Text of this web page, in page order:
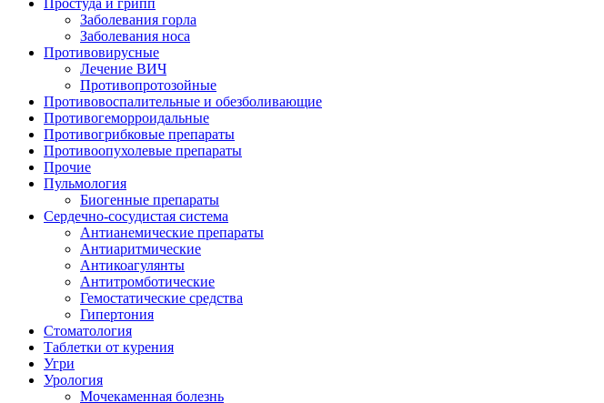
Простуда и грипп
Заболевания горла
Заболевания носа
Противовирусные
Лечение ВИЧ
Противопротозойные
Противовоспалительные и обезболивающие
Противогеморроидальные
Противогрибковые препараты
Противоопухолевые препараты
Прочие
Пульмология
Биогенные препараты
Сердечно-сосудистая система
Антианемические препараты
Антиаритмические
Антикоагулянты
Антитромботические
Гемостатические средства
Гипертония
Стоматология
Таблетки от курения
Угри
Урология
Мочекаменная болезнь